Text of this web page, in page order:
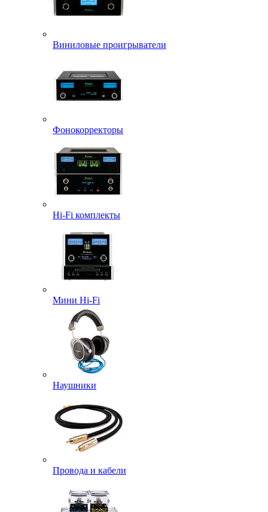
Виниловые проигрыватели
Фонокорректоры
Hi-Fi комплекты
Мини Hi-Fi
Наушники
Провода и кабели